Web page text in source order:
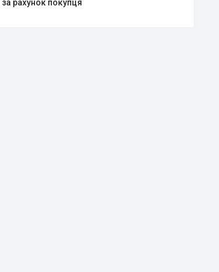
за рахунок покупця